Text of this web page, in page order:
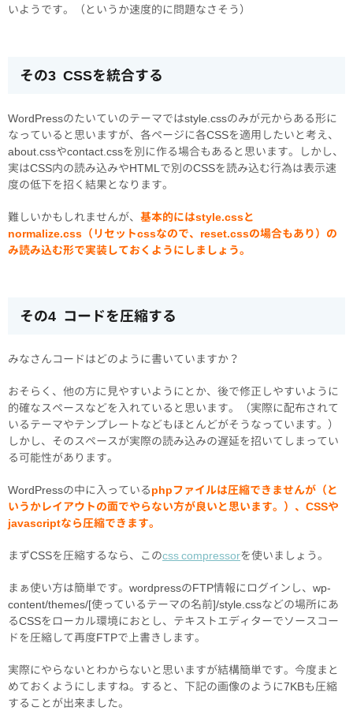
いようです。（というか速度的に問題なさそう）
その3 CSSを統合する
WordPressのたいていのテーマではstyle.cssのみが元からある形に
なっていると思いますが、各ページに各CSSを適用したいと考え、
about.cssやcontact.cssを別に作る場合もあると思います。しかし、
実はCSS内の読み込みやHTMLで別のCSSを読み込む行為は表示速
度の低下を招く結果となります。
難しいかもしれませんが、 基本的にはstyle.cssと
normalize.css（リセットcssなので、reset.cssの場合もあり）の
み読み込む形で実装しておくようにしましょう。
その4 コードを圧縮する
みなさんコードはどのように書いていますか？
おそらく、他の方に見やすいようにとか、後で修正しやすいように
的確なスペースなどを入れていると思います。（実際に配布されて
いるテーマやテンプレートなどもほとんどがそうなっています。）
しかし、そのスペースが実際の読み込みの遅延を招いてしまってい
る可能性があります。
WordPressの中に入っているphpファイルは圧縮できませんが（と
いうかレイアウトの面でやらない方が良いと思います。）、CSSや
javascriptなら圧縮できます。
まずCSSを圧縮するなら、このcss compressorを使いましょう。
まぁ使い方は簡単です。wordpressのFTP情報にログインし、wp-
content/themes/[使っているテーマの名前]/style.cssなどの場所にあ
るCSSをローカル環境におとし、テキストエディターでソースコー
ドを圧縮して再度FTPで上書きします。
実際にやらないとわからないと思いますが結構簡単です。今度まと
めておくようにしますね。すると、下記の画像のように7KBも圧縮
することが出来ました。